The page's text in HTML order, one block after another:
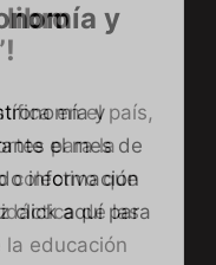
libro
en el país,
para la
colectivo que
de las
educación